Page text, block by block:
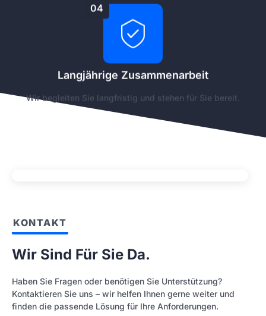
04
Langjährige Zusammenarbeit
Wir begleiten Sie langfristig und stehen für Sie bereit.
KONTAKT
Wir Sind Für Sie Da.
Haben Sie Fragen oder benötigen Sie Unterstützung?
Kontaktieren Sie uns – wir helfen Ihnen gerne weiter und
finden die passende Lösung für Ihre Anforderungen.